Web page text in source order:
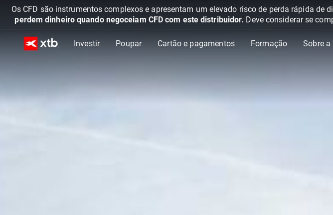
Os CFD são instrumentos complexos e apresentam um elevado risco de perda rápida de
perdem dinheiro quando negoceiam CFD com este distribuidor. Deve considerar se
Investir Poupar Cartão e pagamentos Formação Sobre a